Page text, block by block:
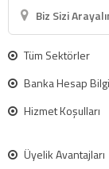
Biz Sizi
Tüm Sektörler
Banka Hesap
Hizmet Koşulları
Üyelik Avantajları